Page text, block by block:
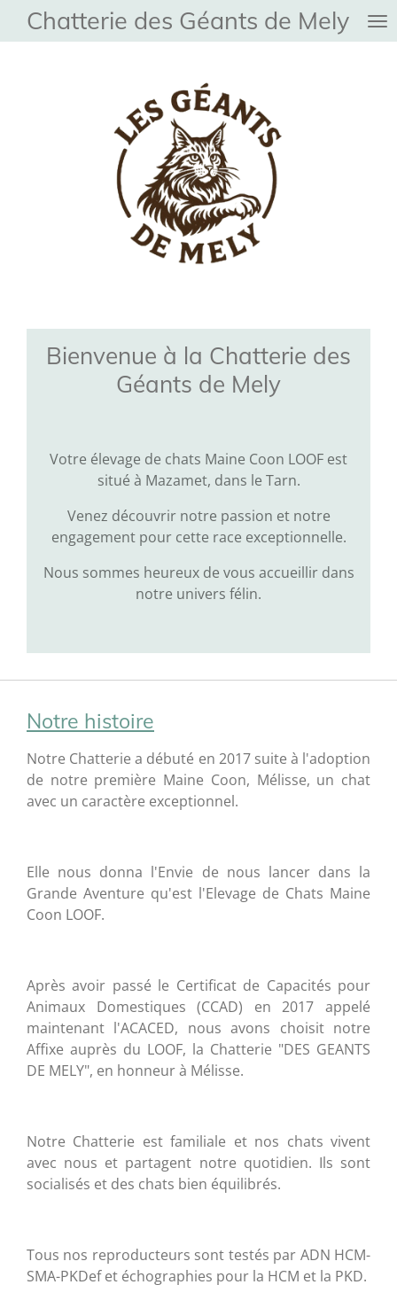
Passer
au
Chatterie des Géants de Mely
Bienvenue à la Chatterie des
Géants de Mely
Votre élevage de chats Maine Coon LOOF est
situé à Mazamet, dans le Tarn.
Venez découvrir notre passion et notre
engagement pour cette race exceptionnelle.
Nous sommes heureux de vous accueillir dans
notre univers félin.
Notre histoire
Notre Chatterie a débuté en 2017 suite à l'adoption
de notre première Maine Coon, Mélisse, un chat
avec un caractère exceptionnel.
Elle nous donna l'Envie de nous lancer dans la
Grande Aventure qu'est l'Elevage de Chats Maine
Coon LOOF.
Après avoir passé le Certificat de Capacités pour
Animaux Domestiques (CCAD) en 2017 appelé
maintenant l'ACACED, nous avons choisit notre
Affixe auprès du LOOF, la Chatterie "DES GEANTS
DE MELY", en honneur à Mélisse.
Notre Chatterie est familiale et nos chats vivent
avec nous et partagent notre quotidien. Ils sont
socialisés et des chats bien équilibrés.
Tous nos reproducteurs sont testés par ADN HCM-
SMA-PKDef et échographies pour la HCM et la PKD.